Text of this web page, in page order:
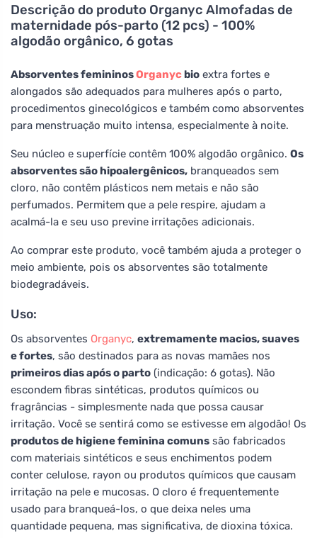
Descrição do produto Organyc Almofadas de
maternidade pós-parto (12 pcs) - 100%
algodão orgânico, 6 gotas
Absorventes femininosOrganyc bio extra fortes e
alongados são adequados para mulheres após o parto,
procedimentos ginecológicos e também como absorventes
para menstruação muito intensa, especialmente à noite.
Seu núcleo e superfície contêm 100% algodão orgânico. Os
absorventes são hipoalergênicos, branqueados sem
cloro, não contêm plásticos nem metais e não são
perfumados. Permitem que a pele respire, ajudam a
acalmá-la e seu uso previne irritações adicionais.
Ao comprar este produto, você também ajuda a proteger o
meio ambiente, pois os absorventes são totalmente
biodegradáveis.
Uso:
Os absorventes Organyc, extremamente macios, suaves
e fortes, são destinados para as novas mamães nos
primeiros dias após o parto (indicação: 6 gotas). Não
escondem fibras sintéticas, produtos químicos ou
fragrâncias - simplesmente nada que possa causar
irritação. Você se sentirá como se estivesse em algodão! Os
produtos de higiene feminina comuns são fabricados
com materiais sintéticos e seus enchimentos podem
conter celulose, rayon ou produtos químicos que causam
irritação na pele e mucosas. O cloro é frequentemente
usado para branqueá-los, o que deixa neles uma
quantidade pequena, mas significativa, de dioxina tóxica.